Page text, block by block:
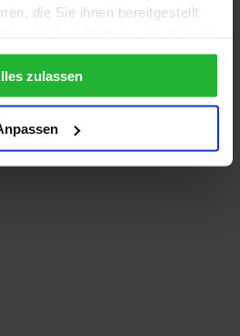
die Sie ihnen bereitgestellt
zulassen